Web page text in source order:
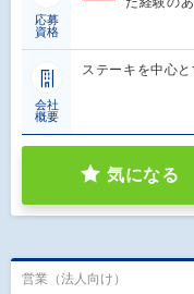
応募
資格
会社
概要
ステーキを中心
気になる
営業（法人向け）